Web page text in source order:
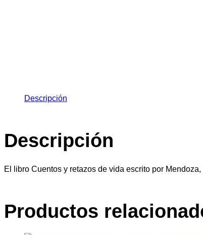
Descripción
Descripción
El libro Cuentos y retazos de vida escrito por
Productos